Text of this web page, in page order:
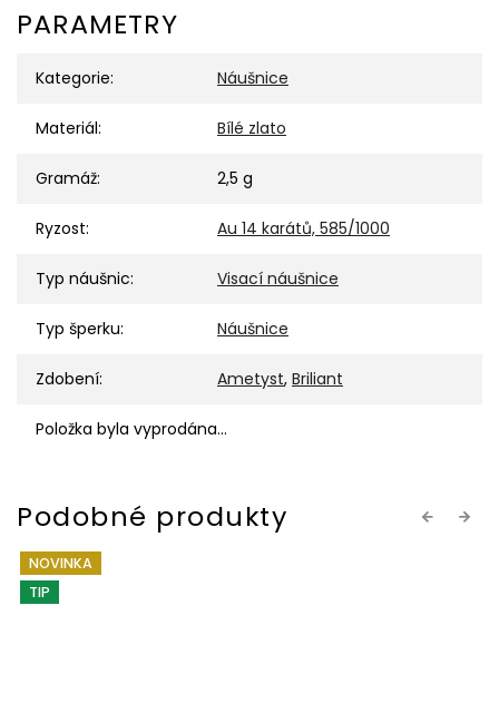
PARAMETRY
Kategorie: Náušnice
Materiál: Bílé zlato
Gramáž: 2,5 g
Ryzost: Au 14 karátů, 585/1000
Typ náušnic: Visací náušnice
Typ šperku: Náušnice
Zdobení: Ametyst, Briliant
Položka byla vyprodána…
Previous
NOVINKA
TIP
Next